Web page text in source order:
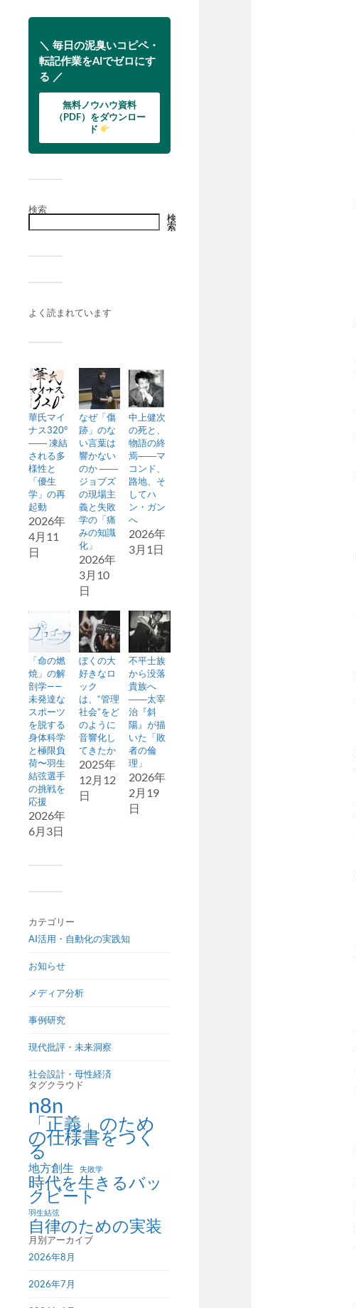
＼ 毎日の泥臭いコピペ・
転記作業をAIでゼロにす
る ／
無料ノウハウ資料
（PDF）をダウンロー
ド
検索
検
索
よく読まれています
華氏マイ
ナス320°
―― 凍結
される多
様性と
「優生
学」の再
起動
2026年
4月11
日
なぜ「傷
跡」のな
い言葉は
響かない
のか ――
ジョブズ
の現場主
義と失敗
学の「痛
みの知識
化」
2026年
3月10
日
中上健次
の死と、
物語の終
焉――マ
コンド、
路地、そ
してハ
ン・ガン
へ
2026年
3月1日
「命の燃
焼」の解
剖学——
未発達な
スポーツ
を脱する
身体科学
と極限負
荷〜羽生
結弦選手
の挑戦を
応援
2026年
6月3日
ぼくの大
好きなロ
ック
は、“管理
社会”をど
のように
音響化し
てきたか
2025年
12月12
日
不平士族
から没落
貴族へ
――太宰
治『斜
陽』が描
いた「敗
者の倫
理」
2026年
2月19
日
カテゴリー
AI活用・自動化の実践知
お知らせ
メディア分析
事例研究
現代批評・未来洞察
社会設計・母性経済
タグクラウド
n8n
「正義」のため
の仕様書をつく
る
地方創生 失敗学
時代を生きるバッ
クビート
羽生結弦
自律のための実装
月別アーカイブ
2026年8月
2026年7月